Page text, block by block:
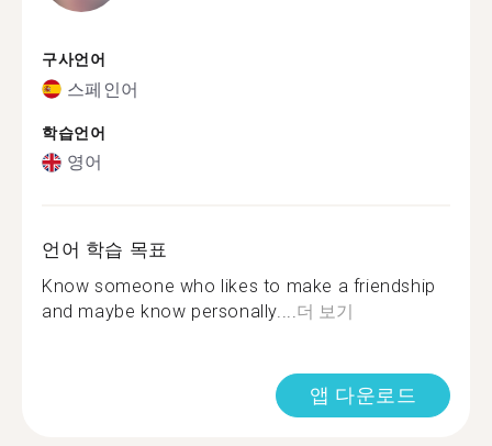
구사언어
스페인어
학습언어
영어
언어 학습 목표
Know someone who likes to make a friendship
and maybe know personally....더 보기
앱 다운로드